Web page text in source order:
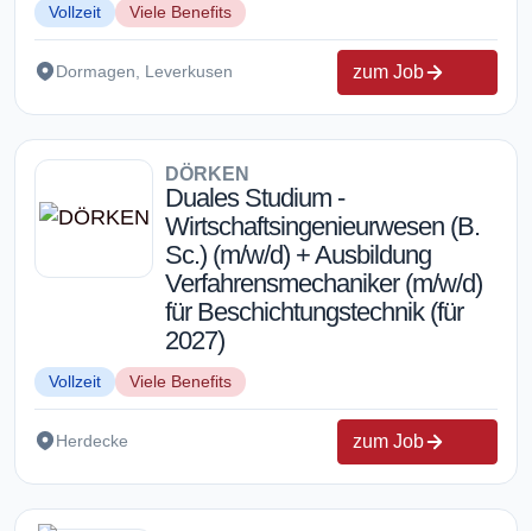
Vollzeit Viele Benefits
Dormagen, Leverkusen zum Job
DÖRKEN
Duales Studium -
Wirtschaftsingenieurwesen (B.
Sc.) (m/w/d) + Ausbildung
Verfahrensmechaniker (m/w/d)
für Beschichtungstechnik (für
2027)
Vollzeit Viele Benefits
Herdecke zum Job